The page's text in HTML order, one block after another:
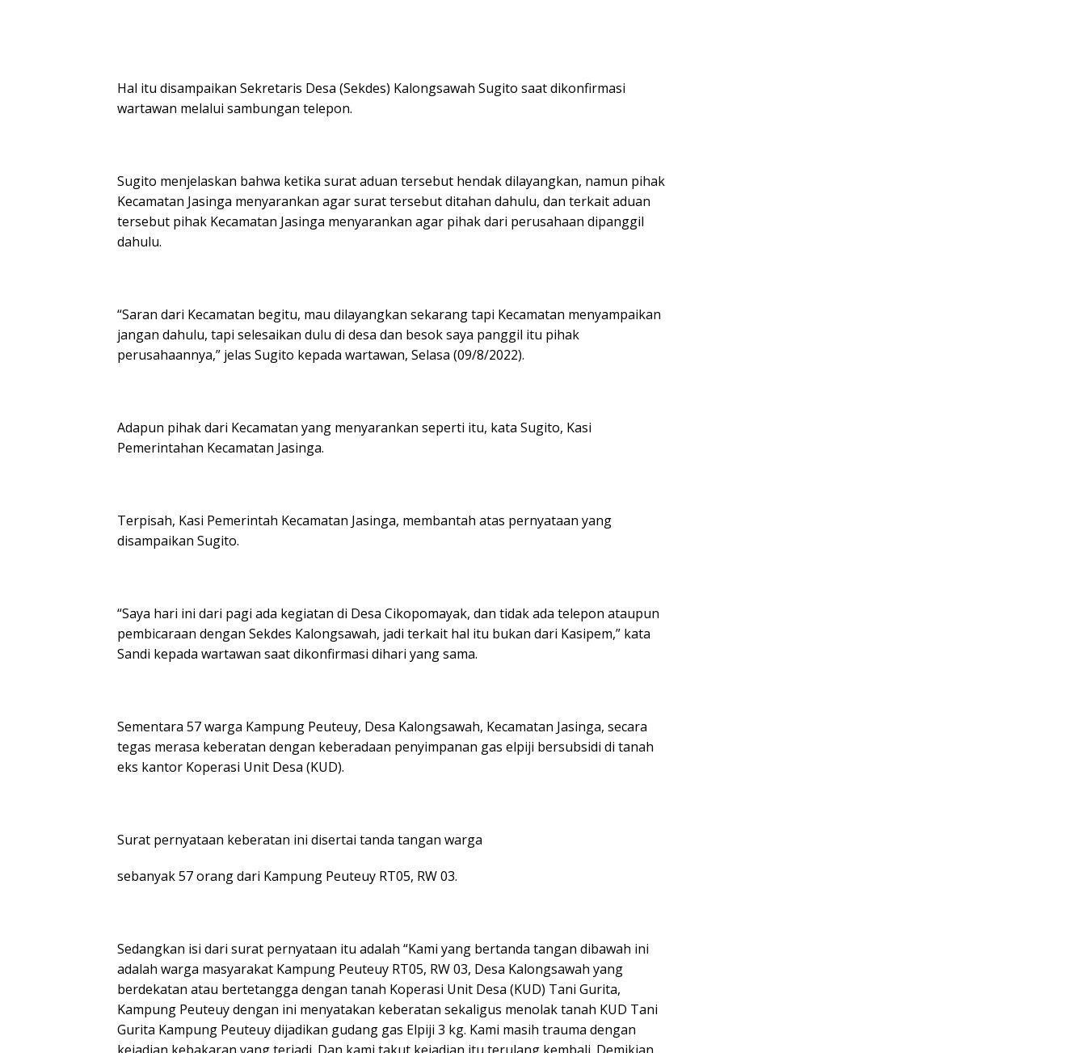
Hal itu disampaikan Sekretaris Desa (Sekdes) Kalongsawah Sugito saat dikonfirmasi
wartawan melalui sambungan telepon.
Sugito menjelaskan bahwa ketika surat aduan tersebut hendak dilayangkan, namun pihak
Kecamatan Jasinga menyarankan agar surat tersebut ditahan dahulu, dan terkait aduan
tersebut pihak Kecamatan Jasinga menyarankan agar pihak dari perusahaan dipanggil
dahulu.
“Saran dari Kecamatan begitu, mau dilayangkan sekarang tapi Kecamatan menyampaikan
jangan dahulu, tapi selesaikan dulu di desa dan besok saya panggil itu pihak
perusahaannya,” jelas Sugito kepada wartawan, Selasa (09/8/2022).
Adapun pihak dari Kecamatan yang menyarankan seperti itu, kata Sugito, Kasi
Pemerintahan Kecamatan Jasinga.
Terpisah, Kasi Pemerintah Kecamatan Jasinga, membantah atas pernyataan yang
disampaikan Sugito.
“Saya hari ini dari pagi ada kegiatan di Desa Cikopomayak, dan tidak ada telepon ataupun
pembicaraan dengan Sekdes Kalongsawah, jadi terkait hal itu bukan dari Kasipem,” kata
Sandi kepada wartawan saat dikonfirmasi dihari yang sama.
Sementara 57 warga Kampung Peuteuy, Desa Kalongsawah, Kecamatan Jasinga, secara
tegas merasa keberatan dengan keberadaan penyimpanan gas elpiji bersubsidi di tanah
eks kantor Koperasi Unit Desa (KUD).
Surat pernyataan keberatan ini disertai tanda tangan warga
sebanyak 57 orang dari Kampung Peuteuy RT05, RW 03.
Sedangkan isi dari surat pernyataan itu adalah “Kami yang bertanda tangan dibawah ini
adalah warga masyarakat Kampung Peuteuy RT05, RW 03, Desa Kalongsawah yang
berdekatan atau bertetangga dengan tanah Koperasi Unit Desa (KUD) Tani Gurita,
Kampung Peuteuy dengan ini menyatakan keberatan sekaligus menolak tanah KUD Tani
Gurita Kampung Peuteuy dijadikan gudang gas Elpiji 3 kg. Kami masih trauma dengan